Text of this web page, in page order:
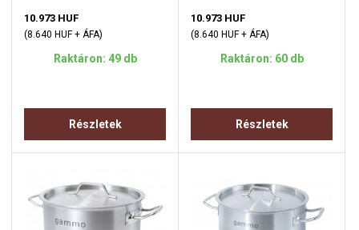
10.973 HUF
(8.640 HUF + ÁFA)
Raktáron: 49 db
Részletek
10.973 HUF
(8.640 HUF + ÁFA)
Raktáron: 60 db
Részletek